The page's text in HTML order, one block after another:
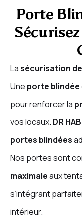
Porte
Lasécurisation
Une porte blindée
pour renforcer la
vos locaux. DR
portes blindées
Nos portes sont
maximaleaux
s’intégrant
intérieur.